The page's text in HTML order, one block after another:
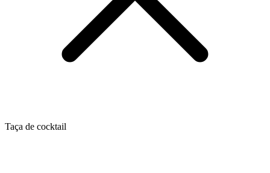
Taça de cocktail